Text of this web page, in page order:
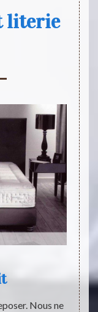
literie
Nous ne